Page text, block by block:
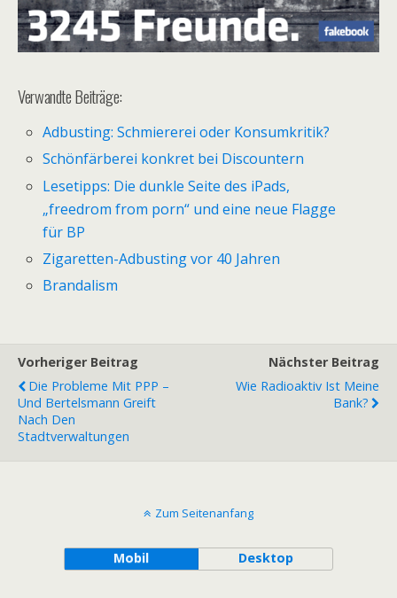
Verwandte Beiträge:
Adbusting: Schmiererei oder Konsumkritik?
Schönfärberei konkret bei Discountern
Lesetipps: Die dunkle Seite des iPads,
„freedrom from porn“ und eine neue Flagge
für BP
Zigaretten-Adbusting vor 40 Jahren
Brandalism
Vorheriger Beitrag
Die Probleme Mit PPP –
Und Bertelsmann Greift
Nach Den
Stadtverwaltungen
Nächster Beitrag
Wie Radioaktiv Ist Meine
Bank?
Zum Seitenanfang
Mobil Desktop